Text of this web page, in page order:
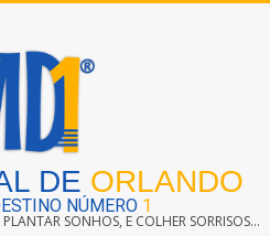
DE ORLANDO
NÚMERO 1
SONHOS, E COLHER SORRISOS...